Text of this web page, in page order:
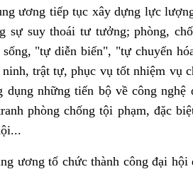
ương tiếp tục xây dựng lực
sự suy thoái tư tưởng; phòng,
"tự diễn biến", "tự chuyển
trật tự, phục vụ tốt nhiệm vụ
những tiến bộ về công nghệ
phòng chống tội phạm, đặc
ương tổ chức thành công đại hội